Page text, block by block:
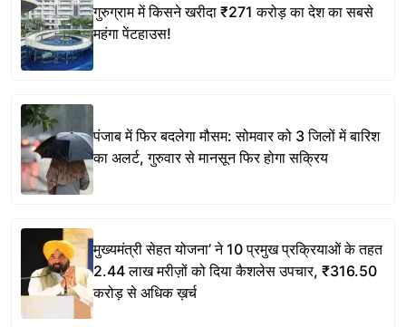
गुरुग्राम में किसने खरीदा ₹271 करोड़ का देश का सबसे
महंगा पेंटहाउस!
पंजाब में फिर बदलेगा मौसम: सोमवार को 3 जिलों में बारिश
का अलर्ट, गुरुवार से मानसून फिर होगा सक्रिय
मुख्यमंत्री सेहत योजना’ ने 10 प्रमुख प्रक्रियाओं के तहत
2.44 लाख मरीज़ों को दिया कैशलेस उपचार, ₹316.50
करोड़ से अधिक ख़र्च